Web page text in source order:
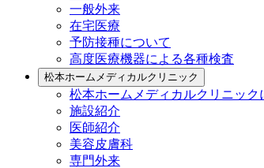
一般外来
在宅医療
予防接種について
高度医療機器による各種検査
松本ホームメディカルクリニック
松本ホームメディカルクリニック
施設紹介
医師紹介
美容皮膚科
専門外来